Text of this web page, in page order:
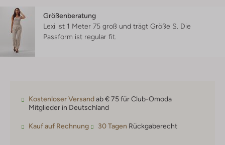
Größenberatung
Lexi ist 1 Meter 75 groß und trägt Größe S. Die
Passform ist regular fit
Kostenloser Versandab € 75 für Club-Omoda
Mitglieder in Deutschland
Kauf auf Rechnung 30 Tagen Rückgaberecht